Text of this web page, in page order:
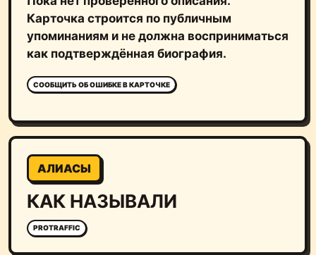
Карточка строится по публичным
упоминаниям и не должна восприниматься
как подтверждённая биография.
СООБЩИТЬ ОБ ОШИБКЕ В КАРТОЧКЕ
АЛИАСЫ
КАК НАЗЫВАЛИ
PROTRAFFIC